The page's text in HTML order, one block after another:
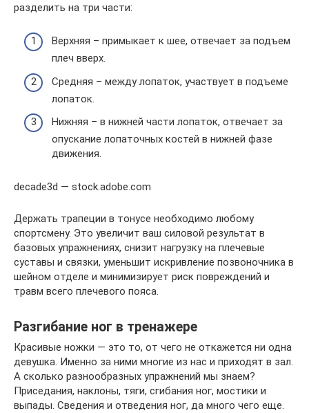
разделить на три части:
Верхняя – примыкает к шее, отвечает за подъем
плеч вверх.
Средняя – между лопаток, участвует в подъеме
лопаток.
Нижняя – в нижней части лопаток, отвечает за
опускание лопаточных костей в нижней фазе
движения.
decade3d — stock.adobe.com
Держать трапеции в тонусе необходимо любому
спортсмену. Это увеличит ваш силовой результат в
базовых упражнениях, снизит нагрузку на плечевые
суставы и связки, уменьшит искривление позвоночника в
шейном отделе и минимизирует риск повреждений и
травм всего плечевого пояса.
Разгибание ног в тренажере
Красивые ножки — это то, от чего не откажется ни одна
девушка. Именно за ними многие из нас и приходят в зал.
А сколько разнообразных упражнений мы знаем?
Приседания, наклоны, тяги, сгибания ног, мостики и
выпады. Сведения и отведения ног, да много чего еще.